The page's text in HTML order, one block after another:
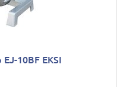
10BF EKSI